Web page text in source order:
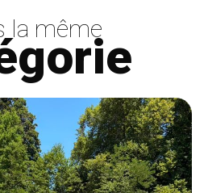
la même